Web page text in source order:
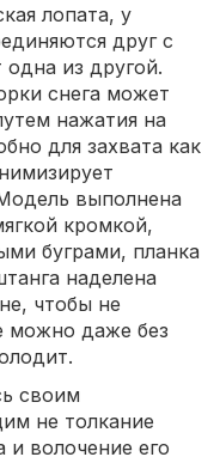
лопата, у
друг с
из другой.
снега может
нажатия на
для захвата как
выполнена
кромкой,
буграми, планка
наделена
чтобы не
можно даже без
своим
не толкание
и волочение его